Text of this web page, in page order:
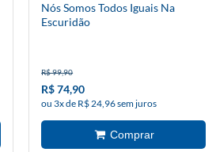
Nós Somos Todos Iguais Na
Escuridão
R$ 99,90
R$ 74,90
ou 3x de R$ 24,96 sem juros